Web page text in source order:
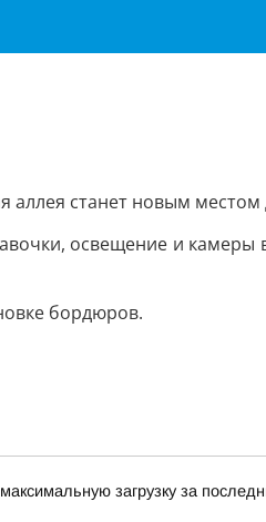
станет новым местом
освещение и
бордюров.
загрузку за